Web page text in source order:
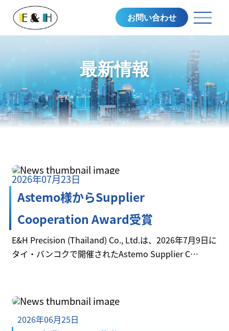
お問い合わせ
最新情報
2026年07月23日
Astemo様からSupplier
Cooperation Award受賞
E&H Precision (Thailand) Co., Ltd.は、2026年7月9日に
タイ・バンコクで開催されたAstemo Supplier C…
2026年06月25日